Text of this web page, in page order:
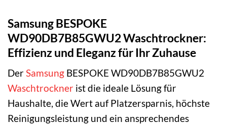
Samsung BESPOKE
WD90DB7B85GWU2 Waschtrockner:
Effizienz und Eleganz für Ihr Zuhause
DerSamsung BESPOKE WD90DB7B85GWU2
Waschtrockner ist die ideale Lösung für
Haushalte, die Wert auf Platzersparnis, höchste
Reinigungsleistung und ein ansprechendes